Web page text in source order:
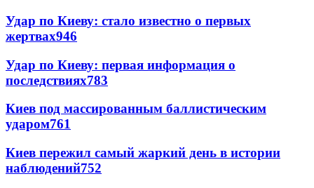
Удар по Киеву: стало известно о первых
жертвах946
Удар по Киеву: первая информация о
последствиях783
Киев под массированным баллистическим
ударом761
Киев пережил самый жаркий день в истории
наблюдений752